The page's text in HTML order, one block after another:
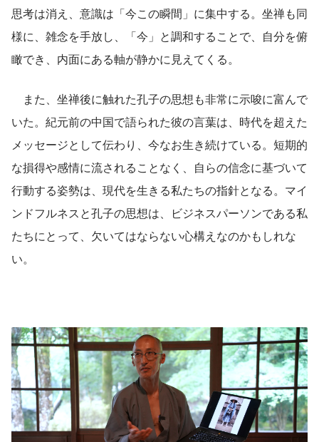
思考は消え、意識は「今この瞬間」に集中する。坐禅も同
様に、雑念を手放し、「今」と調和することで、自分を俯
瞰でき、内面にある軸が静かに見えてくる。
また、坐禅後に触れた孔子の思想も非常に示唆に富んで
いた。紀元前の中国で語られた彼の言葉は、時代を超えた
メッセージとして伝わり、今なお生き続けている。短期的
な損得や感情に流されることなく、自らの信念に基づいて
行動する姿勢は、現代を生きる私たちの指針となる。マイ
ンドフルネスと孔子の思想は、ビジネスパーソンである私
たちにとって、欠いてはならない心構えなのかもしれな
い。